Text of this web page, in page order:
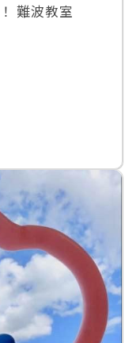
難波教室